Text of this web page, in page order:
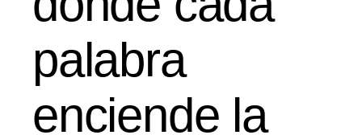
palabra
enciende la